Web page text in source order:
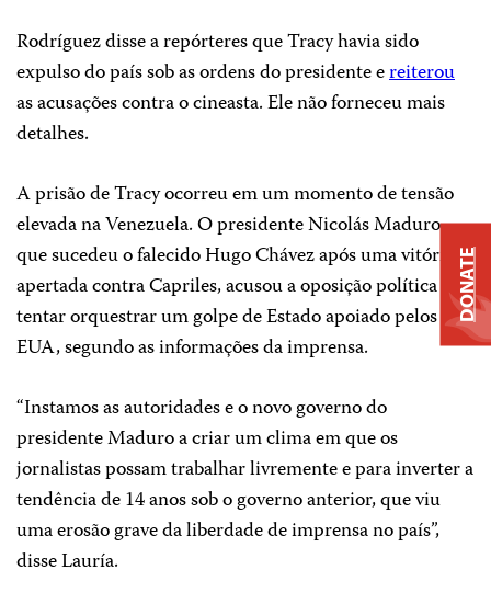
Rodríguez disse a repórteres que Tracy havia sido
expulso do país sob as ordens do presidente ereiterou
as acusações contra o cineasta. Ele não forneceu mais
detalhes.
A prisão de Tracy ocorreu em um momento de tensão
elevada na Venezuela. O presidente Nicolás Maduro,
que sucedeu o falecido Hugo Chávez após uma vitória
apertada contra Capriles, acusou a oposição política de
tentar orquestrar um golpe de Estado apoiado pelos
EUA, segundo as informações da imprensa.
“Instamos as autoridades e o novo governo do
presidente Maduro a criar um clima em que os
jornalistas possam trabalhar livremente e para inverter a
tendência de 14 anos sob o governo anterior, que viu
uma erosão grave da liberdade de imprensa no país”,
disse Lauría.
DONATE